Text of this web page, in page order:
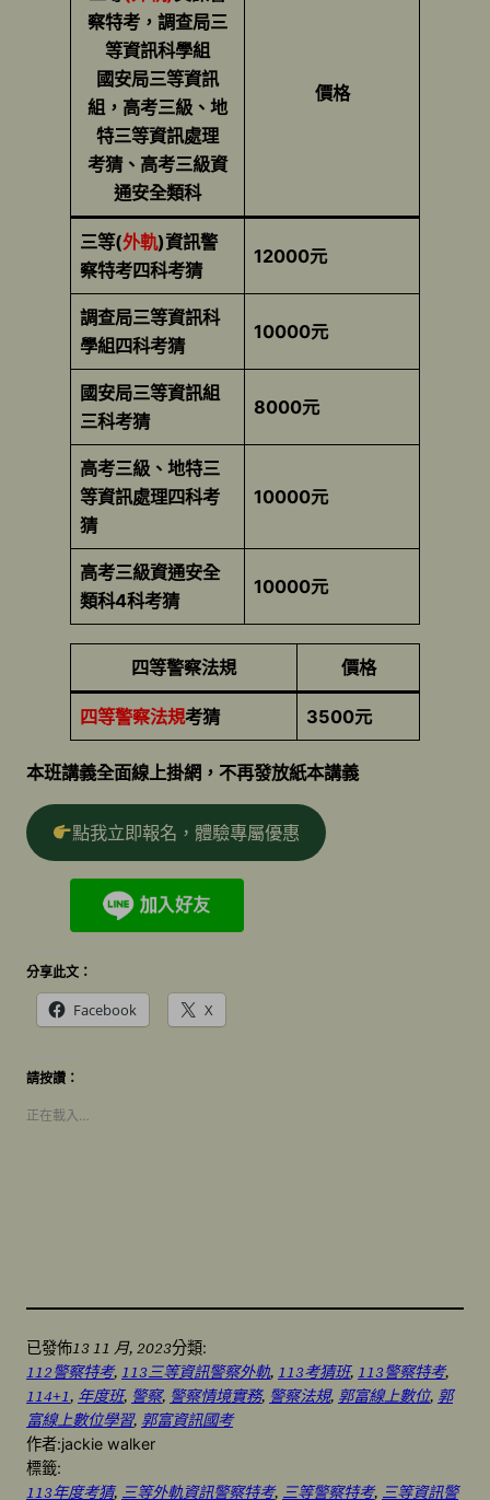
察特考，調查局三
等資訊科學組
國安局三等資訊
組，高考三級、地
特三等資訊處理
考猜、高考三級資
通安全類科
價格
三等(外軌)資訊警
察特考四科考猜
12000元
調查局三等資訊科
學組四科考猜
10000元
國安局三等資訊組
三科考猜
8000元
高考三級、地特三
等資訊處理四科考
猜
10000元
高考三級資通安全
類科4科考猜
10000元
四等警察法規 價格
四等警察法規考猜 3500元
本班講義全面線上掛網，不再發放紙本講義
點我立即報名，體驗專屬優惠
分享此文：
Facebook X
請按讚：
正在載入…
已發佈13 11 月, 2023分類:
112警察特考, 113三等資訊警察外軌, 113考猜班, 113警察特考
114+1, 年度班, 警察, 警察情境實務, 警察法規, 郭富線上數位, 郭
富線上數位學習, 郭富資訊國考
作者:jackie walker
標籤:
113年度考猜, 三等外軌資訊警察特考, 三等警察特考, 三等資訊警